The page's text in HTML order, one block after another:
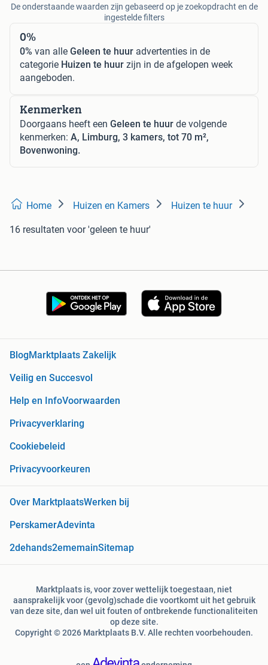
De onderstaande waarden zijn gebaseerd op je zoekopdracht en de
ingestelde filters
0%
0% van alle Geleen te huur advertenties in de
categorie Huizen te huur zijn in de afgelopen week
aangeboden.
Kenmerken
Doorgaans heeft een Geleen te huur de volgende
kenmerken: A, Limburg, 3 kamers, tot 70 m²,
Bovenwoning.
Home Huizen en Kamers Huizen te huur
16 resultaten voor 'geleen te huur'
BlogMarktplaats Zakelijk
Veilig en Succesvol
Help en InfoVoorwaarden
Privacyverklaring
Cookiebeleid
Privacyvoorkeuren
Over MarktplaatsWerken bij
PerskamerAdevinta
2dehands2ememainSitemap
Marktplaats is, voor zover wettelijk toegestaan, niet
aansprakelijk voor (gevolg)schade die voortkomt uit het gebruik
van deze site, dan wel uit fouten of ontbrekende functionaliteiten
op deze site.
Copyright © 2026 Marktplaats B.V. Alle rechten voorbehouden.